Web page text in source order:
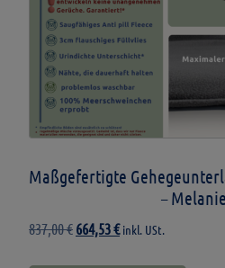
Maßgefertigte
– Melanie
837,00€ Ursprünglicher
664,53€Aktueller
inkl. USt.